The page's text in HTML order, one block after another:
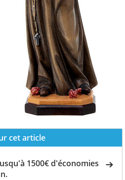
cet article
1500€ d'économies